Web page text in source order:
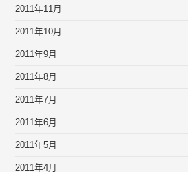
2011年11月
2011年10月
2011年9月
2011年8月
2011年7月
2011年6月
2011年5月
2011年4月